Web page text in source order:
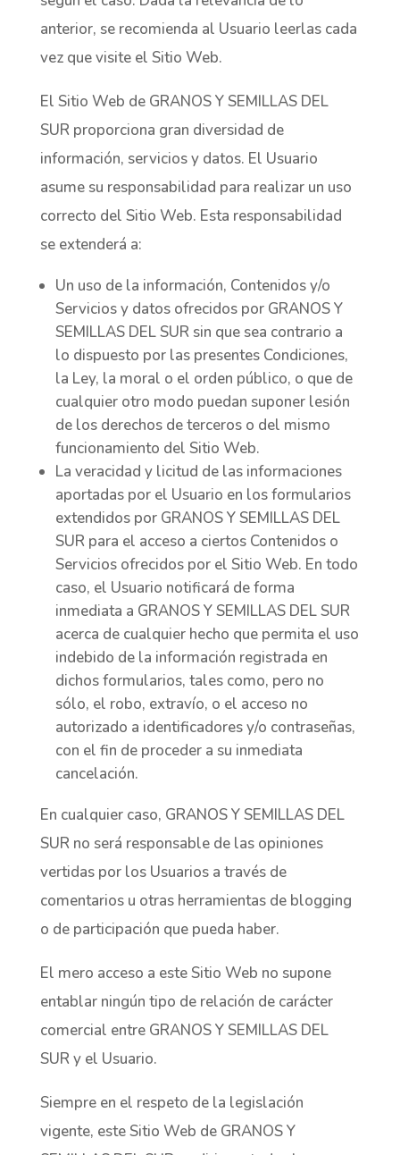
anterior, se recomienda al Usuario leerlas cada
vez que visite el Sitio Web.
El Sitio Web de GRANOS Y SEMILLAS DEL
SUR proporciona gran diversidad de
información, servicios y datos. El Usuario
asume su responsabilidad para realizar un uso
correcto del Sitio Web. Esta responsabilidad
se extenderá a:
Un uso de la información, Contenidos y/o
Servicios y datos ofrecidos por GRANOS Y
SEMILLAS DEL SUR sin que sea contrario a
lo dispuesto por las presentes Condiciones,
la Ley, la moral o el orden público, o que de
cualquier otro modo puedan suponer lesión
de los derechos de terceros o del mismo
funcionamiento del Sitio Web.
La veracidad y licitud de las informaciones
aportadas por el Usuario en los formularios
extendidos por GRANOS Y SEMILLAS DEL
SUR para el acceso a ciertos Contenidos o
Servicios ofrecidos por el Sitio Web. En todo
caso, el Usuario notificará de forma
inmediata a GRANOS Y SEMILLAS DEL SUR
acerca de cualquier hecho que permita el uso
indebido de la información registrada en
dichos formularios, tales como, pero no
sólo, el robo, extravío, o el acceso no
autorizado a identificadores y/o contraseñas,
con el fin de proceder a su inmediata
cancelación.
En cualquier caso, GRANOS Y SEMILLAS DEL
SUR no será responsable de las opiniones
vertidas por los Usuarios a través de
comentarios u otras herramientas de blogging
o de participación que pueda haber.
El mero acceso a este Sitio Web no supone
entablar ningún tipo de relación de carácter
comercial entre GRANOS Y SEMILLAS DEL
SUR y el Usuario.
Siempre en el respeto de la legislación
vigente, este Sitio Web de GRANOS Y